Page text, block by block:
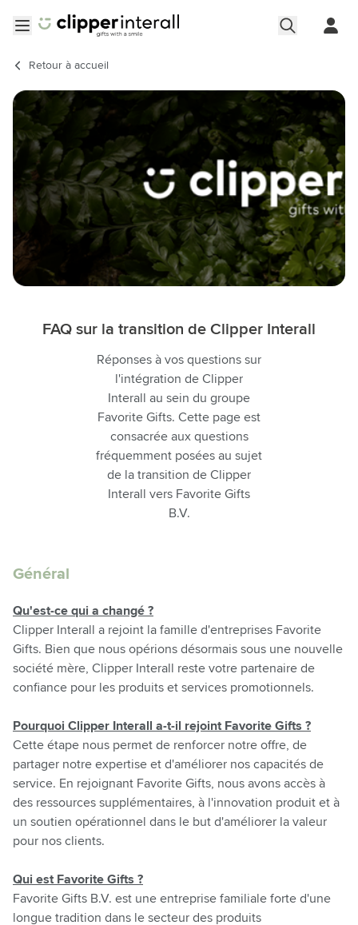
Retour à accueil
FAQ sur la transition de Clipper Interall
Réponses à vos questions sur
l'intégration de Clipper
Interall au sein du groupe
Favorite Gifts. Cette page est
consacrée aux questions
fréquemment posées au sujet
de la transition de Clipper
Interall vers Favorite Gifts
B.V.
Général
Qu'est-ce qui a changé ?
Clipper Interall a rejoint la famille d'entreprises Favorite
Gifts. Bien que nous opérions désormais sous une nouvelle
société mère, Clipper Interall reste votre partenaire de
confiance pour les produits et services promotionnels.
Pourquoi Clipper Interall a-t-il rejoint Favorite Gifts ?
Cette étape nous permet de renforcer notre offre, de
partager notre expertise et d'améliorer nos capacités de
service. En rejoignant Favorite Gifts, nous avons accès à
des ressources supplémentaires, à l'innovation produit et à
un soutien opérationnel dans le but d'améliorer la valeur
pour nos clients.
Qui est Favorite Gifts ?
Favorite Gifts B.V. est une entreprise familiale forte d'une
longue tradition dans le secteur des produits